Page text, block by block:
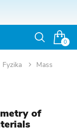
0
Otvoriť
Fyzika
Mass
of